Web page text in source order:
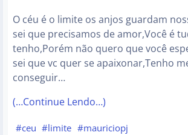
O céu é o limite os anjos guardam
sei que precisamos de amor,Você é
tenho,Porém não quero que você
sei que vc quer se apaixonar,Tenho
conseguir…
(…Continue Lendo…)
#ceu #limite #mauriciopj